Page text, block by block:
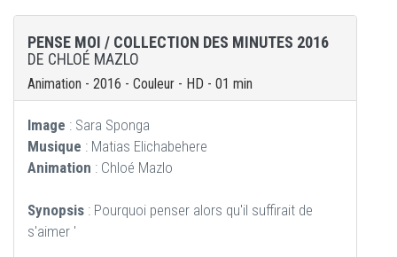
PENSE MOI / COLLECTION DES MINUTES 2016
DE CHLOÉ MAZLO
Animation - 2016 - Couleur - HD - 01 min
Image : Sara Sponga
Musique : Matias Elichabehere
Animation : Chloé Mazlo
Synopsis : Pourquoi penser alors qu'il suffirait de
s'aimer '